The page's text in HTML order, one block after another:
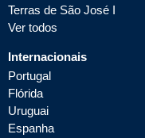
Terras de São José I
Ver todos
Internacionais
Portugal
Flórida
Uruguai
Espanha